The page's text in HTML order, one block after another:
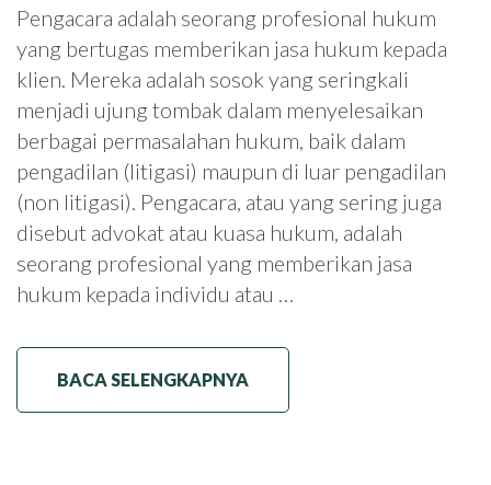
Pengacara adalah seorang profesional hukum
yang bertugas memberikan jasa hukum kepada
klien. Mereka adalah sosok yang seringkali
menjadi ujung tombak dalam menyelesaikan
berbagai permasalahan hukum, baik dalam
pengadilan (litigasi) maupun di luar pengadilan
(non litigasi). Pengacara, atau yang sering juga
disebut advokat atau kuasa hukum, adalah
seorang profesional yang memberikan jasa
hukum kepada individu atau …
BACA SELENGKAPNYA